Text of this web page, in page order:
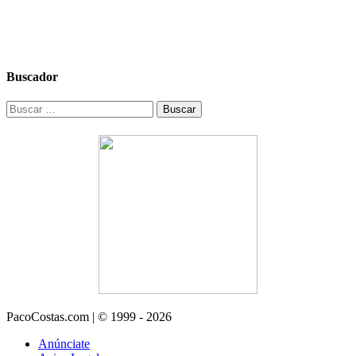
Buscador
Buscar:
PacoCostas.com | © 1999 - 2026
Anúnciate